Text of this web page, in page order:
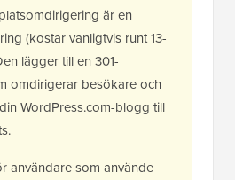
är en
(kostar vanligtvis runt 13-
lägger till en 301-
omdirigerar besökare och
WordPress.com-blogg till
användare som använde